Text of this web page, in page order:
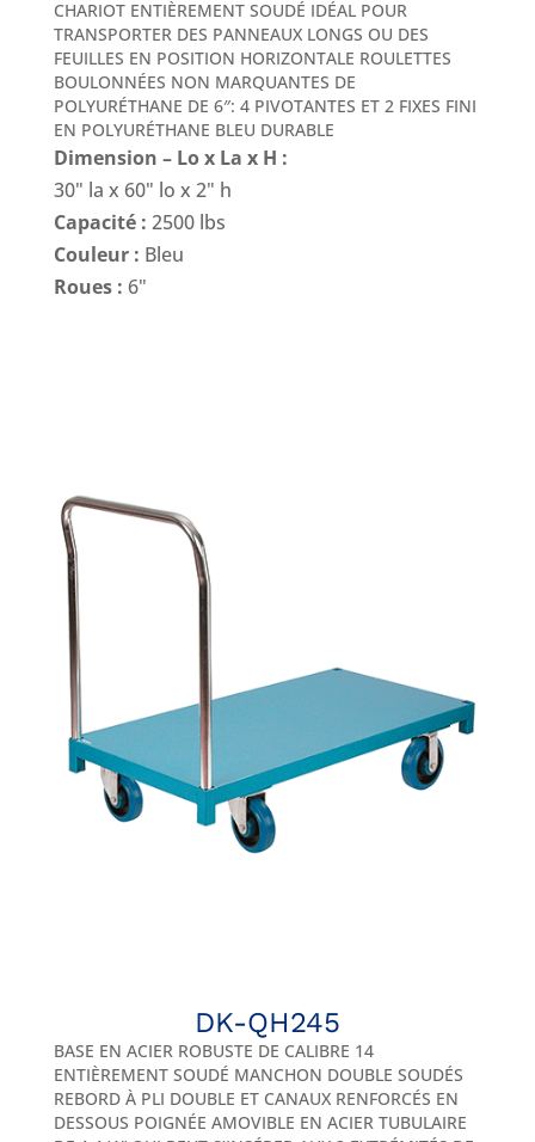
CHARIOT ENTIÈREMENT SOUDÉ IDÉAL POUR
TRANSPORTER DES PANNEAUX LONGS OU DES
FEUILLES EN POSITION HORIZONTALE ROULETTES
BOULONNÉES NON MARQUANTES DE
POLYURÉTHANE DE 6″: 4 PIVOTANTES ET 2 FIXES FINI
EN POLYURÉTHANE BLEU DURABLE
Dimension – Lo x La x H :
30" la x 60" lo x 2" h
Capacité : 2500 lbs
Couleur : Bleu
Roues : 6"
DK-QH245
BASE EN ACIER ROBUSTE DE CALIBRE 14
ENTIÈREMENT SOUDÉ MANCHON DOUBLE SOUDÉS
REBORD À PLI DOUBLE ET CANAUX RENFORCÉS EN
DESSOUS POIGNÉE AMOVIBLE EN ACIER TUBULAIRE